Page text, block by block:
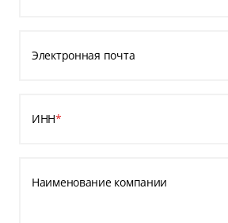
Электронная почта
ИНН*
Наименование компании